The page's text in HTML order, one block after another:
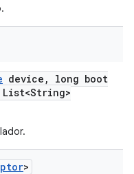
device ,
long boot
List<String>
>